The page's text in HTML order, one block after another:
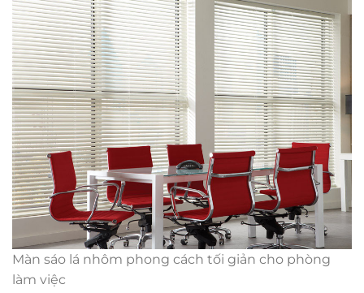
Màn sáo lá nhôm phong cách tối giản cho phòng
làm việc